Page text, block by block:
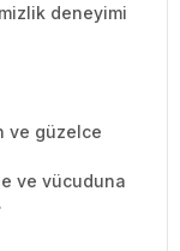
deneyimi
ve güzelce
ve vücuduna